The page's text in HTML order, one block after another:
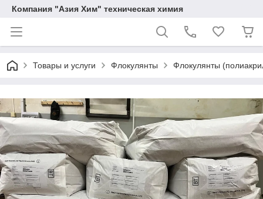
Компания "Азия Хим" техническая химия
Товары и услуги Флокулянты Флокулянты